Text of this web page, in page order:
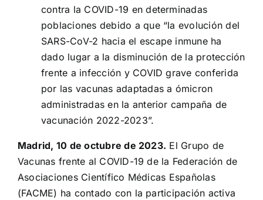
contra la COVID-19 en determinadas
poblaciones debido a que “la evolución del
SARS-CoV-2 hacia el escape inmune ha
dado lugar a la disminución de la protección
frente a infección y COVID grave conferida
por las vacunas adaptadas a ómicron
administradas en la anterior campaña de
vacunación 2022-2023”.
Madrid, 10 de octubre de 2023. El Grupo de
Vacunas frente al COVID-19 de la Federación de
Asociaciones Científico Médicas Españolas
(FACME) ha contado con la participación activa